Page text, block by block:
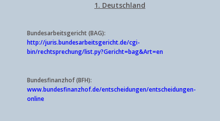
1. Deutschland
Bundesarbeitsgericht (BAG):
http://juris.bundesarbeitsgericht.de/cgi-
bin/rechtsprechung/list.py?Gericht=bag&Art=en
Bundesfinanzhof (BFH):
www.bundesfinanzhof.de/entscheidungen/entscheidungen-
online